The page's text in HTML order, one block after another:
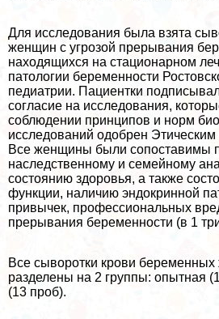
Для исследования была взята
женщин с угрозой прерывания
находящихся на стационарном
патологии беременности
педиатрии. Пациентки
согласие на исследования,
соблюдении принципов и норм
исследований одобрен
Все женщины были сопоставимы
наследственному и семейному
состоянию здоровья, а также
функции, наличию эндокринной
привычек, профессиональных
прерывания беременности (в 1
Все сыворотки крови
разделены на 2 группы: опытная
(13 проб).